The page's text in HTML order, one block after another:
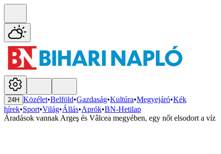
24H Közélet•Belföld•Gazdaság•Kultúra•Megyejáró•Kék
hírek•Sport•Világ•Állás•Aprók•BN-Hetilap
Áradások vannak Argeş és Vâlcea megyében, egy nőt elsodort a víz